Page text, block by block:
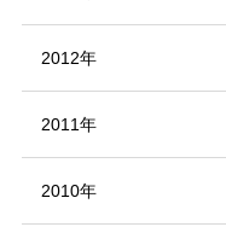
2012年
2011年
2010年